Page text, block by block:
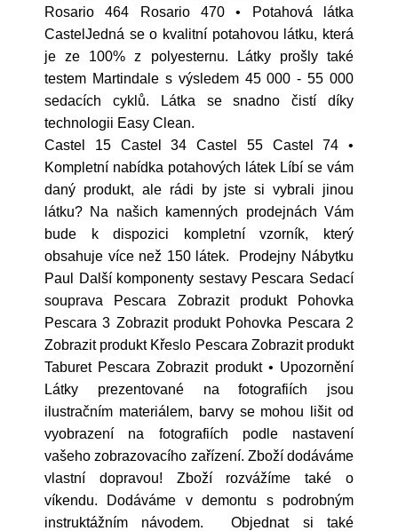
Rosario 464 Rosario 470 • Potahová látka
CastelJedná se o kvalitní potahovou látku, která
je ze 100% z polyesternu. Látky prošly také
testem Martindale s výsledem 45 000 - 55 000
sedacích cyklů. Látka se snadno čistí díky
technologii Easy Clean.
Castel 15 Castel 34 Castel 55 Castel 74 •
Kompletní nabídka potahových látek Líbí se vám
daný produkt, ale rádi by jste si vybrali jinou
látku? Na našich kamenných prodejnách Vám
bude k dispozici kompletní vzorník, který
obsahuje více než 150 látek. Prodejny Nábytku
Paul Další komponenty sestavy Pescara Sedací
souprava Pescara Zobrazit produkt Pohovka
Pescara 3 Zobrazit produkt Pohovka Pescara 2
Zobrazit produkt Křeslo Pescara Zobrazit produkt
Taburet Pescara Zobrazit produkt • Upozornění
Látky prezentované na fotografiích jsou
ilustračním materiálem, barvy se mohou lišit od
vyobrazení na fotografiích podle nastavení
vašeho zobrazovacího zařízení. Zboží dodáváme
vlastní dopravou! Zboží rozvážíme také o
víkendu. Dodáváme v demontu s podrobným
instruktážním návodem. Objednat si také